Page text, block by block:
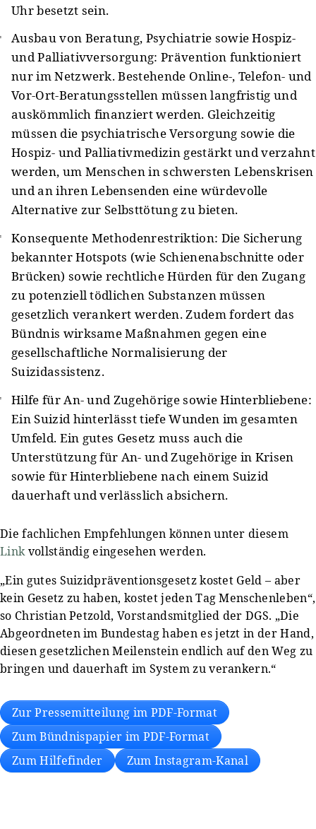
Uhr besetzt sein.
Ausbau von Beratung, Psychiatrie sowie Hospiz-
und Palliativversorgung: Prävention funktioniert
nur im Netzwerk. Bestehende Online-, Telefon- und
Vor-Ort-Beratungsstellen müssen langfristig und
auskömmlich finanziert werden. Gleichzeitig
müssen die psychiatrische Versorgung sowie die
Hospiz- und Palliativmedizin gestärkt und verzahnt
werden, um Menschen in schwersten Lebenskrisen
und an ihren Lebensenden eine würdevolle
Alternative zur Selbsttötung zu bieten.
Konsequente Methodenrestriktion: Die Sicherung
bekannter Hotspots (wie Schienenabschnitte oder
Brücken) sowie rechtliche Hürden für den Zugang
zu potenziell tödlichen Substanzen müssen
gesetzlich verankert werden. Zudem fordert das
Bündnis wirksame Maßnahmen gegen eine
gesellschaftliche Normalisierung der
Suizidassistenz.
Hilfe für An- und Zugehörige sowie Hinterbliebene:
Ein Suizid hinterlässt tiefe Wunden im gesamten
Umfeld. Ein gutes Gesetz muss auch die
Unterstützung für An- und Zugehörige in Krisen
sowie für Hinterbliebene nach einem Suizid
dauerhaft und verlässlich absichern.
Die fachlichen Empfehlungen können unter diesem
Linkvollständig eingesehen werden.
„Ein gutes Suizidpräventionsgesetz kostet Geld – aber
kein Gesetz zu haben, kostet jeden Tag Menschenleben“,
so Christian Petzold, Vorstandsmitglied der DGS. „Die
Abgeordneten im Bundestag haben es jetzt in der Hand,
diesen gesetzlichen Meilenstein endlich auf den Weg zu
bringen und dauerhaft im System zu verankern.“
Zur Pressemitteilung im PDF-Format
Zum Bündnispapier im PDF-Format
Zum Hilfefinder
Zum Instagram-Kanal